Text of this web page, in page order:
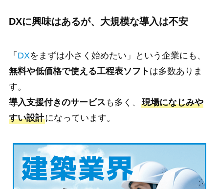
DXに興味はあるが、大規模な導入は不安
「 DXをまずは小さく始めたい」という企業にも、
無料や低価格で使える工程表ソフト は多数ありま
す。
導入支援付きのサービス も多く、 現場になじみや
すい設計になっています。